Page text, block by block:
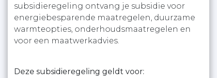
subsidieregeling ontvang je subsidie voor
energiebesparende maatregelen, duurzame
warmteopties, onderhoudsmaatregelen en
voor een maatwerkadvies.
Deze subsidieregeling geldt voor: